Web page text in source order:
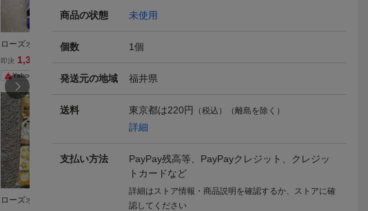
ローズオニールキューピ
ー キューピー 仮面ライダ
イマジン キュージョン コ
ラボ ストラップ
即決 1,300
Yahoo!フリマ
ローズオニールキューピ
ローズオニール キュー
トラップ
Yahoo!フリマ
ウルトラマン キュージョ
商品の状態 未使用
個数 1個
発送元の地域 福井県
送料 東京都は220円 （税込）（離島を除く）
詳細
支払い方法
PayPay残高等、PayPayクレジット、クレジッ
トカードなど
詳細はストア情報・商品説明を確認するか、ストアに確
認してください